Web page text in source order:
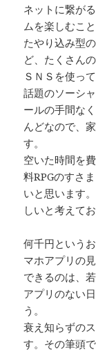
ネットに繋が
ムを楽しむこ
たやり込み型
ど、たくさん
ＳＮＳを使っ
話題のソーシ
ールの手間な
んどなので、
す。
空いた時間を
料RPGのすさ
いと思います
しいと考えてお
何千円という
マホアプリの
できるのは、
アプリのない
う。
衰え知らずの
す。その筆頭